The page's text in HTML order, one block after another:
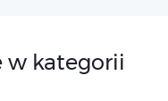
w kategorii